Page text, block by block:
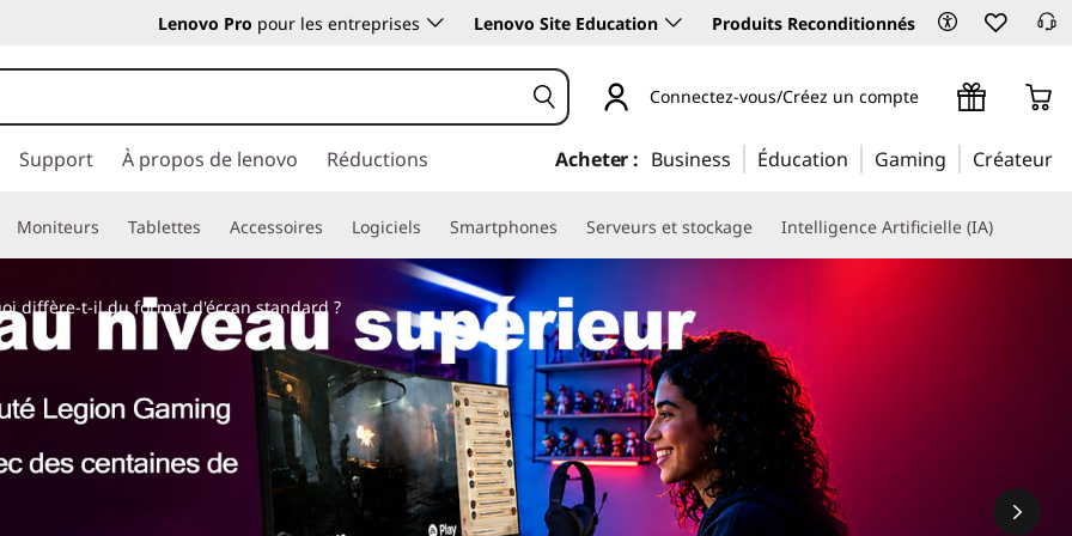
Lenovo Pro pour les entreprises Lenovo Site Education Produits Reconditionnés
Connectez-vous/Créez un compte
Support À propos de lenovo Réductions Acheter : Business Éducation Gaming Créateur
Moniteurs Tablettes Accessoires Logiciels Smartphones Serveurs et stockage Intelligence Artificielle (IA)
diffère-t-il du format d'écran standard ?